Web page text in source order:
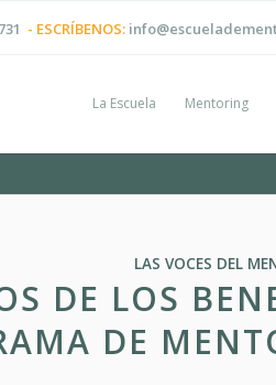
- ESCRÍBENOS:
La Escuela Mentoring
LAS VOCES DEL
DE LOS
DE